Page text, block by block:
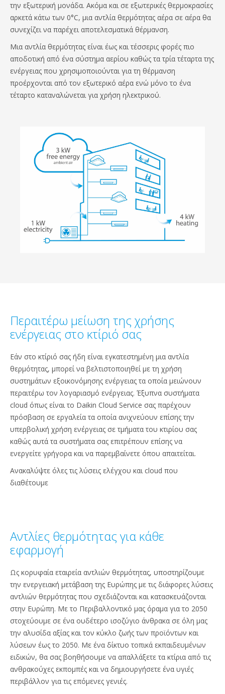
την εξωτερική μονάδα. Ακόμα και σε εξωτερικές θερμοκρασίες
αρκετά κάτω των 0°C, μια αντλία θερμότητας αέρα σε αέρα θα
συνεχίζει να παρέχει αποτελεσματικά θέρμανση.
Μια αντλία θερμότητας είναι έως και τέσσερις φορές πιο
αποδοτική από ένα σύστημα αερίου καθώς τα τρία τέταρτα της
ενέργειας που χρησιμοποιούνται για τη θέρμανση
προέρχονται από τον εξωτερικό αέρα ενώ μόνο το ένα
τέταρτο καταναλώνεται για χρήση ηλεκτρικού.
Περαιτέρω μείωση της χρήσης
ενέργειας στο κτίριό σας
Εάν στο κτίριό σας ήδη είναι εγκατεστημένη μια αντλία
θερμότητας, μπορεί να βελτιστοποιηθεί με τη χρήση
συστημάτων εξοικονόμησης ενέργειας τα οποία μειώνουν
περαιτέρω τον λογαριασμό ενέργειας. Έξυπνα συστήματα
cloud όπως είναι το Daikin Cloud Service σας παρέχουν
πρόσβαση σε εργαλεία τα οποία ανιχνεύουν επίσης την
υπερβολική χρήση ενέργειας σε τμήματα του κτιρίου σας
καθώς αυτά τα συστήματα σας επιτρέπουν επίσης να
ενεργείτε γρήγορα και να παρεμβαίνετε όπου απαιτείται.
Ανακαλύψτε όλες τις λύσεις ελέγχου και cloud που
διαθέτουμε
Αντλίες θερμότητας για κάθε
εφαρμογή
Ως κορυφαία εταιρεία αντλιών θερμότητας, υποστηρίζουμε
την ενεργειακή μετάβαση της Ευρώπης με τις διάφορες λύσεις
αντλιών θερμότητας που σχεδιάζονται και κατασκευάζονται
στην Ευρώπη. Με το Περιβαλλοντικό μας όραμα για το 2050
στοχεύουμε σε ένα ουδέτερο ισοζύγιο άνθρακα σε όλη μας
την αλυσίδα αξίας και τον κύκλο ζωής των προϊόντων και
λύσεων έως το 2050. Με ένα δίκτυο τοπικά εκπαιδευμένων
ειδικών, θα σας βοηθήσουμε να απαλλάξετε τα κτίρια από τις
ανθρακούχες εκπομπές και να δημιουργήσετε ένα υγιές
περιβάλλον για τις επόμενες γενιές.